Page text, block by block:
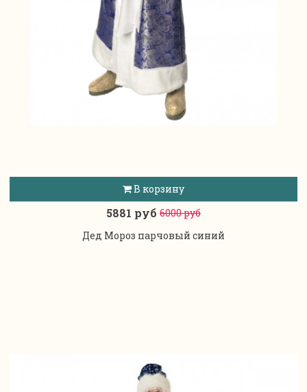
В корзину
5881 руб 6000 руб
Дед Мороз парчовый синий